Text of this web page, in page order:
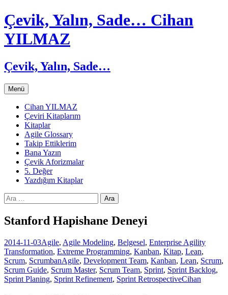
Çevik, Yalın, Sade… Cihan
YILMAZ
Çevik, Yalın, Sade…
Menü İçeriğe
atla
Cihan YILMAZ
Çeviri Kitaplarım
Kitaplar
Agile Glossary
Takip Ettiklerim
Bana Yazın
Çevik Aforizmalar
5. Değer
Yazdığım Kitaplar
Arama:
Stanford Hapishane Deneyi
2014-11-03Agile, Agile Modeling, Belgesel, Enterprise Agility
Transformation, Extreme Programming, Kanban, Kitap, Lean,
Scrum, ScrumbanAgile, Development Team, Kanban, Lean, Scrum,
Scrum Guide, Scrum Master, Scrum Team, Sprint, Sprint Backlog,
Sprint Planing, Sprint Refinement, Sprint RetrospectiveCihan